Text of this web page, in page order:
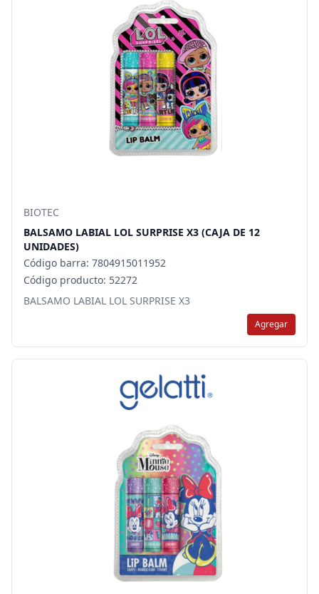
BIOTEC
BALSAMO LABIAL LOL SURPRISE X3 (CAJA DE 12
UNIDADES)
Código barra: 7804915011952
Código producto: 52272
BALSAMO LABIAL LOL SURPRISE X3
Agregar